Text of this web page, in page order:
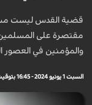
قضية القدس ليست
مقتصرة على
والمؤمنين في العصور
السبت 1 يونيو 2024 - 16:45 بتوقيت مكة